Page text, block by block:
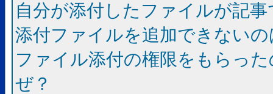
自分が添付したファイルが記
添付ファイルを追加できない
ファイル添付の権限をもらっ
ぜ？